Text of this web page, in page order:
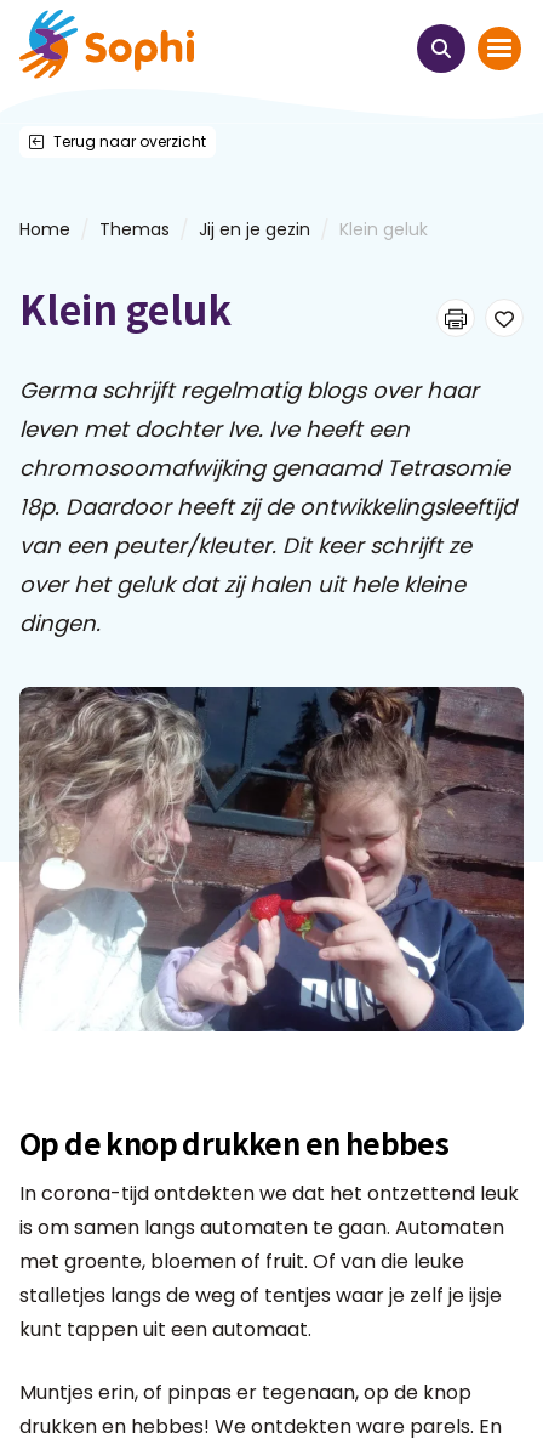
Thema's
Leren & ontmoeten
Webinars
E-learnings
Themabijeenkomsten
Praat mee
Clientdossier Wiki
Mijn
Sophi
Over
Sophi
Contact
Terug naar overzicht
Home Themas Jij en je gezin Klein geluk
Klein geluk
Germa schrijft regelmatig blogs over haar
leven met dochter Ive. Ive heeft een
chromosoomafwijking genaamd Tetrasomie
18p. Daardoor heeft zij de ontwikkelingsleeftijd
van een peuter/kleuter. Dit keer schrijft ze
over het geluk dat zij halen uit hele kleine
dingen.
Op de knop drukken en hebbes
In corona-tijd ontdekten we dat het ontzettend leuk
is om samen langs automaten te gaan. Automaten
met groente, bloemen of fruit. Of van die leuke
stalletjes langs de weg of tentjes waar je zelf je ijsje
kunt tappen uit een automaat.
Muntjes erin, of pinpas er tegenaan, op de knop
drukken en hebbes! We ontdekten ware parels. En